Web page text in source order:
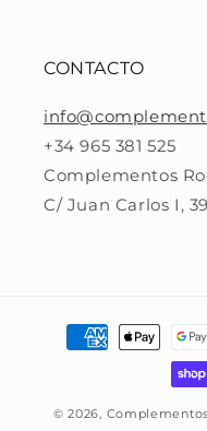
CONTACTO
+34 965 381 525
Complementos
C/ Juan Carlos I,
Formas
© 2026,